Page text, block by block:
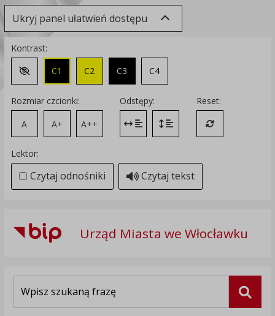
Ukryj panel ułatwień dostępu
Kontrast:
Zmień kontrast na domyślny
C1 C2 C3 C4
Rozmiar czcionki:
A
A+ A++
Odstępy:
Zmień odstęp między literami
Zmień interlinię i margines
Reset:
Przywróć
Lektor:
Czytaj odnośniki Czytaj tekst
Urząd Miasta we Włocławku